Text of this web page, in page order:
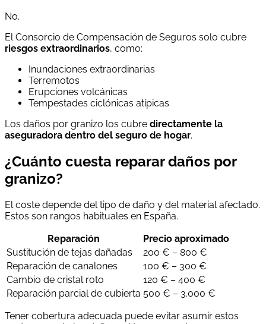
No.
El Consorcio de Compensación de Seguros solo cubre
riesgos extraordinarios, como:
Inundaciones extraordinarias
Terremotos
Erupciones volcánicas
Tempestades ciclónicas atípicas
Los daños por granizo los cubre directamente la
aseguradora dentro del seguro de hogar.
¿Cuánto cuesta reparar daños por
granizo?
El coste depende del tipo de daño y del material afectado.
Estos son rangos habituales en España.
Reparación
Precio aproximado
Sustitución de tejas dañadas
200 € – 800 €
Reparación de canalones
100 € – 300 €
Cambio de cristal roto
120 € – 400 €
Reparación parcial de cubierta 500 € – 3.000 €
Tener cobertura adecuada puede evitar asumir estos